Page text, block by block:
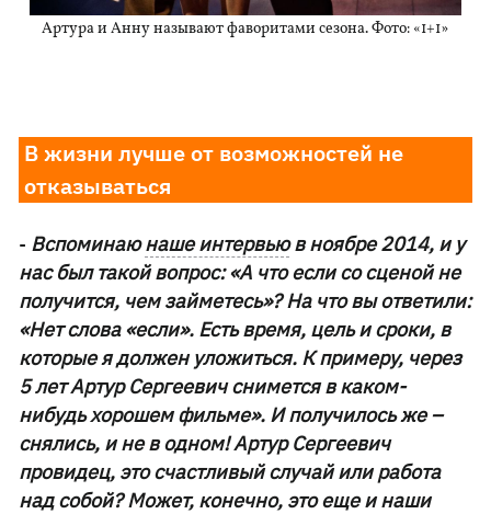
Артура и Анну называют фаворитами сезона. Фото: «1+1»
В жизни лучше от возможностей не
отказываться
- Вспоминаюнаше интервьюв ноябре 2014, и у
нас был такой вопрос: «А что если со сценой не
получится, чем займетесь»? На что вы ответили:
«Нет слова «если». Есть время, цель и сроки, в
которые я должен уложиться. К примеру, через
5 лет Артур Сергеевич снимется в каком-
нибудь хорошем фильме». И получилось же –
снялись, и не в одном! Артур Сергеевич
провидец, это счастливый случай или работа
над собой? Может, конечно, это еще и наши